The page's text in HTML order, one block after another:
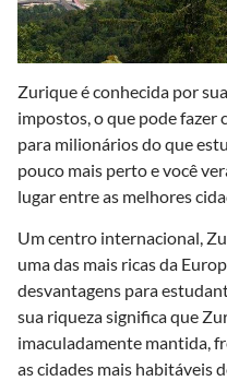
Zurique é conhecida por
impostos, o que pode fazer
para milionários do que
pouco mais perto e você
lugar entre as melhores
Um centro internacional,
uma das mais ricas da
desvantagens para
sua riqueza significa que
imaculadamente mantida,
as cidades mais habitáveis